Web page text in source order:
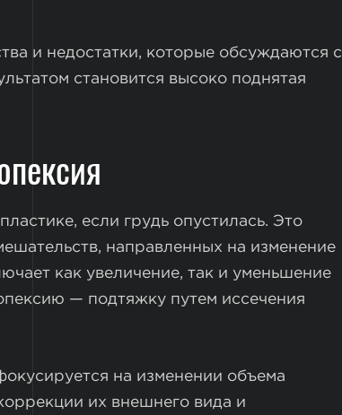
и недостатки, которые обсуждаются с
становится высоко поднятая
если грудь опустилась. Это
направленных на изменение
как увеличение, так и уменьшение
— подтяжку путем иссечения
на изменении объема
их внешнего вида и